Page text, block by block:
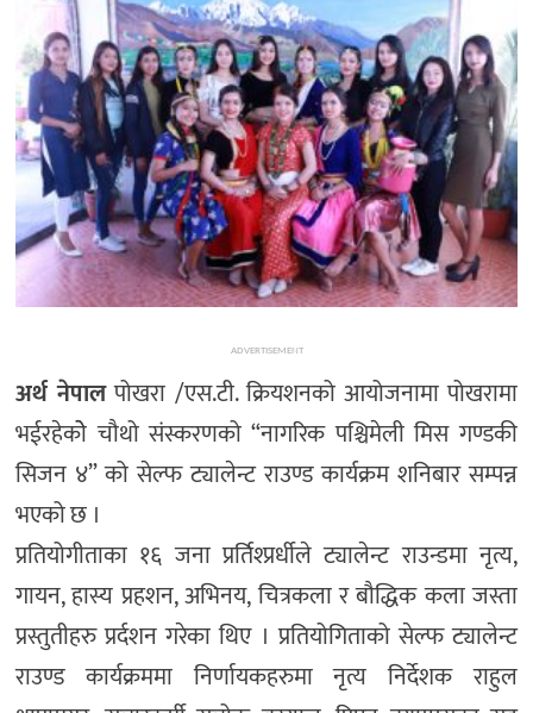
खेल
प्रविधि
भिडियो
ADVERTISEMENT
अर्थ नेपालपोखरा /एस.टी. क्रियशनको आयोजनामा पोखरामा
भईरहेकोे चौथो संस्करणको “नागरिक पश्चिमेली मिस गण्डकी
सिजन ४” को सेल्फ ट्यालेन्ट राउण्ड कार्यक्रम शनिबार सम्पन्न
भएको छ ।
प्रतियोगीताका १६ जना प्रर्तिश्प्रर्धीले ट्यालेन्ट राउन्डमा नृत्य,
गायन, हास्य प्रहशन, अभिनय, चित्रकला र बौद्धिक कला जस्ता
प्रस्तुतीहरु प्रर्दशन गरेका थिए । प्रतियोगिताको सेल्फ ट्यालेन्ट
राउण्ड कार्यक्रममा निर्णायकहरुमा नृत्य निर्देशक राहुल